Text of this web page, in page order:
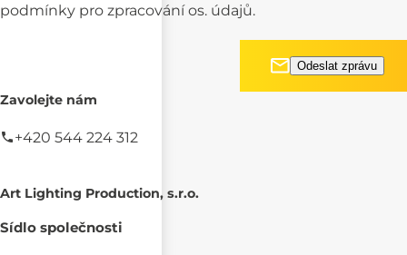
podmínky pro zpracování os. údajů.
Zavolejte nám
+420 544 224 312
Art Lighting Production, s.r.o.
Sídlo společnosti